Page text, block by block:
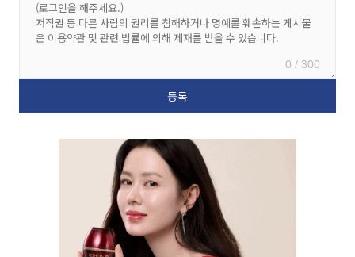
0 / 300